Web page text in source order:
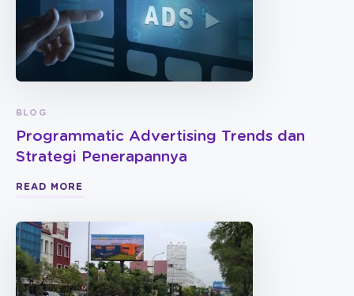
BLOG
Programmatic Advertising Trends dan
Strategi Penerapannya
READ MORE